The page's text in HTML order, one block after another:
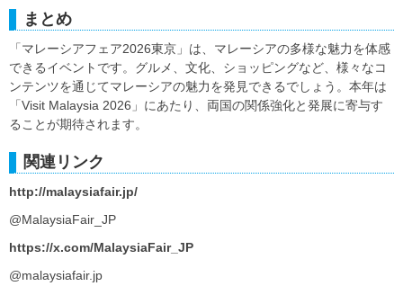
まとめ
「マレーシアフェア2026東京」は、マレーシアの多様な魅力を体感
できるイベントです。グルメ、文化、ショッピングなど、様々なコ
ンテンツを通じてマレーシアの魅力を発見できるでしょう。本年は
「Visit Malaysia 2026」にあたり、両国の関係強化と発展に寄与す
ることが期待されます。
関連リンク
http://malaysiafair.jp/
@MalaysiaFair_JP
https://x.com/MalaysiaFair_JP
@malaysiafair.jp